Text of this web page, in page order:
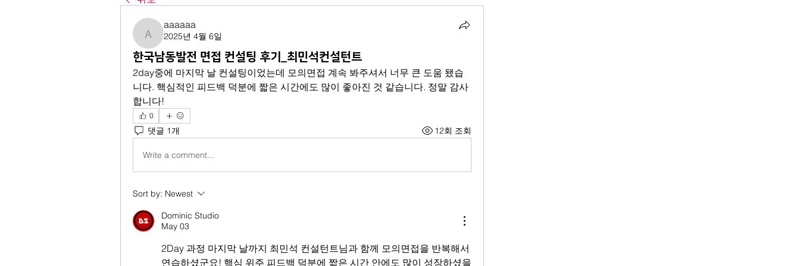
aaaaaa
aaaaaa
2025년 4월 6일
한국남동발전 면접 컨설팅 후기_최민석컨설턴트
2day중에 마지막 날 컨설팅이었는데 모의면접 계속 봐주셔서 너무 큰 도움 됐습
니다. 핵심적인 피드백 덕분에 짧은 시간에도 많이 좋아진 것 같습니다. 정말 감사
합니다!
0
댓글 1개 12회 조회
Write a comment...
Sort by: Newest
Dominic Studio
May 03
2Day 과정 마지막 날까지 최민석 컨설턴트님과 함께 모의면접을 반복해서
연습하셨군요! 핵심 위주 피드백 덕분에 짧은 시간 안에도 많이 성장하셨을